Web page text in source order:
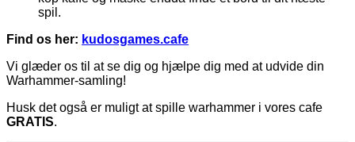
spil.
Find os her: kudosgames.cafe
Vi glæder os til at se dig og hjælpe dig med at udvide din
Warhammer-samling!
Husk det også er muligt at spille warhammer i vores cafe
GRATIS.